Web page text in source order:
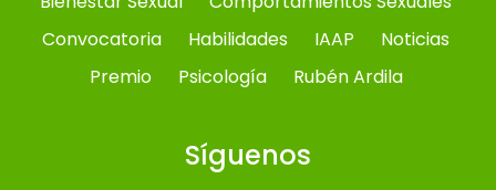
Convocatoria
Habilidades IAAP
Noticias
Premio
Psicología Rubén Ardila
Síguenos